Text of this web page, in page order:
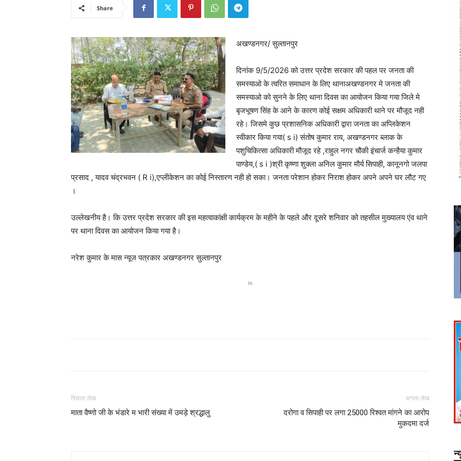
Share
अखण्डनगर/ सुल्तानपुर
दिनांक 9/5/2026 को उत्तर प्रदेश सरकार की पहल पर जनता की
समस्याओ के त्वरित समाधान के लिए थानाअखण्डनगर मे जनता की
समस्याओ को सुनने के लिए थाना दिवस का आयोजन किया गया जिले मे
बृजभूषण सिंह के आने के कारण कोई सक्षम अधिकारी थाने पर मौजूद नही
रहे। जिसमे कुछ प्रशासनिक अधिकारी द्वारा जनता का अप्लिकेशन
स्वीकार किया गया( s i) संतोष कुमार राय, अखण्डनगर ब्लाक के
पशुचिकित्सा अधिकारी मौजूद रहे ,राहुल नगर चौकी इंचार्ज कन्हैया कुमार
पाण्डेय,( s i )श्री कृष्णा शुक्ला अनिल कुमार मौर्य सिपाही, कानूनगो जलपा
प्रसाद , यादव चंद्रभवन ( R i),एप्लीकेशन का कोई निस्तारण नही हो सका। जनता परेशान होकर निराश होकर अपने अपने घर लौट गए
।
उल्लेखनीय है। कि उत्तर प्रदेश सरकार की इस महत्वाकांक्षी कार्यक्रम के महीने के पहले और दूसरे शनिवार को तहसील मुख्यालय एंव थाने
पर थाना दिवस का आयोजन किया गया है।
नरेश कुमार के मास न्यूज पत्रकार अखण्डनगर सुल्तानपुर
In
पिछला लेख
माता वैष्णो जी के भंडारे म भारी संख्या में उमड़े श्रद्धालु
अगला लेख
दरोगा व सिपाही पर लगा 25000 रिश्वत मांगने का आरोप
मुकदमा दर्ज